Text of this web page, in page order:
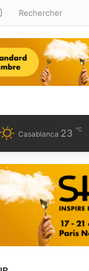
Instagram
Casablanca 23 ℃